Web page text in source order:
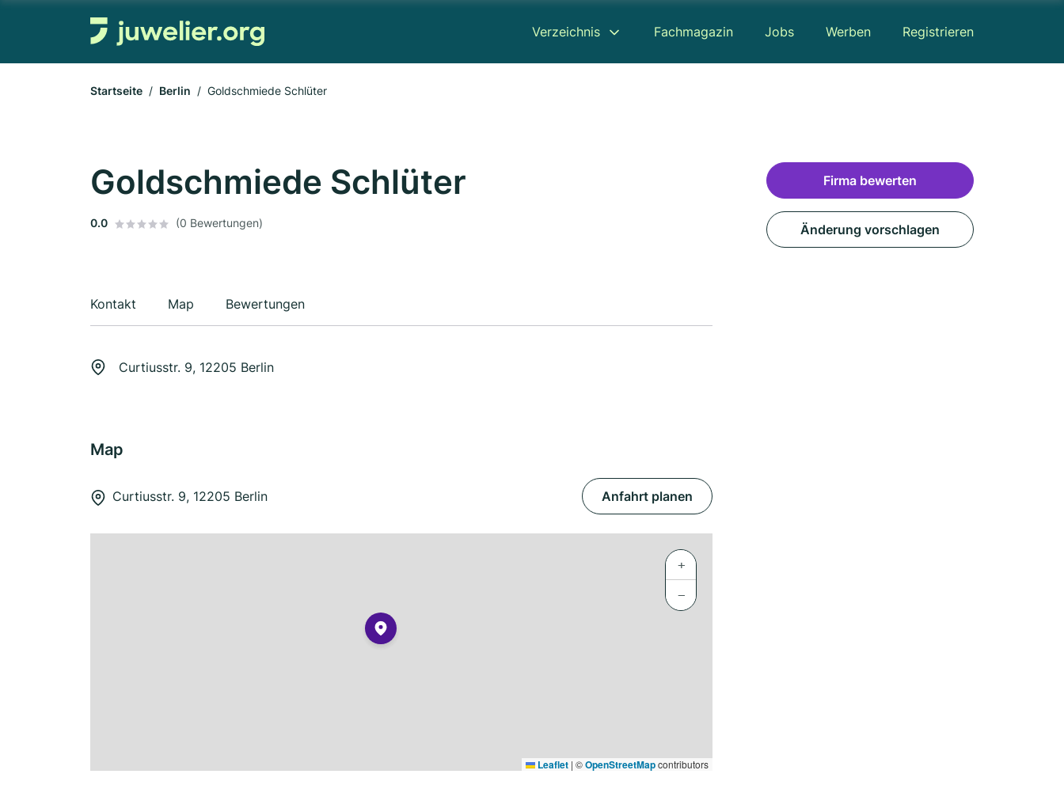
Verzeichnis Fachmagazin Jobs Werben Registrieren
Startseite Berlin Goldschmiede Schlüter
Goldschmiede Schlüter
0.0 (0 Bewertungen)
Kontakt Map Bewertungen
Curtiusstr. 9, 12205 Berlin
Map
Curtiusstr. 9, 12205 Berlin Anfahrt planen
+
−
Leaflet | ©OpenStreetMapcontributors
Firma bewerten
Änderung vorschlagen